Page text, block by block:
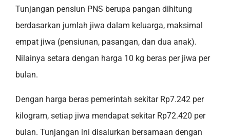
Tunjangan pensiun PNS berupa pangan dihitung
berdasarkan jumlah jiwa dalam keluarga, maksimal
empat jiwa (pensiunan, pasangan, dan dua anak).
Nilainya setara dengan harga 10 kg beras per jiwa per
bulan.
Dengan harga beras pemerintah sekitar Rp7.242 per
kilogram, setiap jiwa mendapat sekitar Rp72.420 per
bulan. Tunjangan ini disalurkan bersamaan dengan